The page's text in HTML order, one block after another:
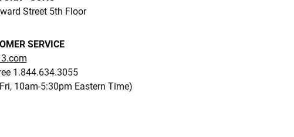
Street 5th Floor
SERVICE
1.844.634.3055
10am-5:30pm Eastern Time)